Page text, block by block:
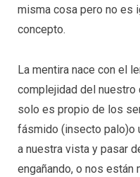
misma cosa pero no es
concepto.
La mentira nace con el
complejidad del nuestro
solo es propio de los
fásmido (insecto palo)o
a nuestra vista y pasar
engañando, o nos están